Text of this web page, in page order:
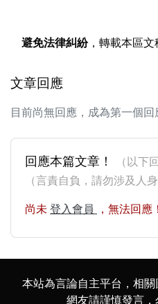
避免法律糾紛，轉載本區文
文章回應
目前尚無回應，成為第一個回
回應本篇文章！
（以下
（言責自負，請勿涉及人
尚未 登入會員 ，無法回應！
本站為言論自主平台，相關
網友請謹慎發言，